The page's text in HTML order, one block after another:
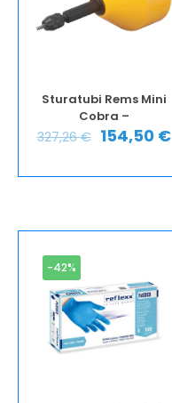
Sturatubi Rems Mini
Cobra –
327,26€ 154,50 €
-42%